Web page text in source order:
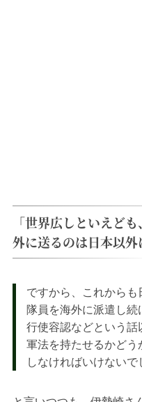
「世界広しといえど
外に送るのは日本以外
ですから、これから
隊員を海外に派遣し
行使容認などという話
軍法を持たせるかどう
しなければいけないで